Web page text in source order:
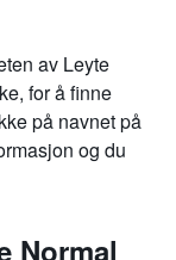
av Leyte
for å finne
på navnet på
og du
Normal